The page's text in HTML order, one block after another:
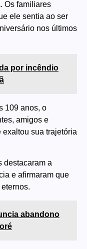
Os familiares
ele sentia ao ser
nos últimos
por incêndio
109 anos, o
amigos e
sua trajetória
destacaram a
e afirmaram que
abandono